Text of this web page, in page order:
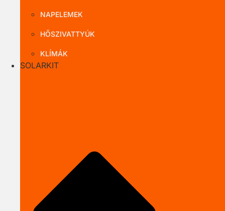
NAPELEMEK
HŐSZIVATTYÚK
KLÍMÁK
SOLARKIT